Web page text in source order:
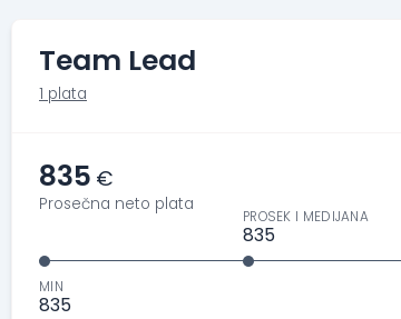
Team Lead
1 plata
835 €
Prosečna neto plata
MIN
835
PROSEK I MEDIJANA
835